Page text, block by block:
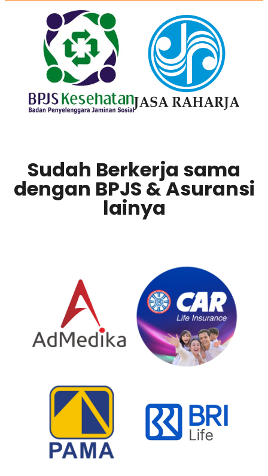
Sudah Berkerja sama
dengan BPJS & Asuransi
lainya